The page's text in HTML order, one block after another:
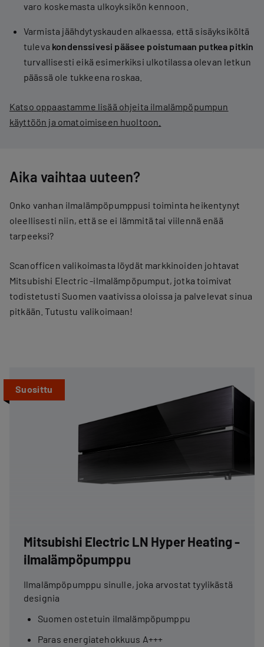
varo koskemasta ulkoyksikön kennoon.
Varmista jäähdytyskauden alkaessa, että sisäyksiköltä
tuleva kondenssivesi pääsee poistumaan putkea pitkin
turvallisesti eikä esimerkiksi ulkotilassa olevan letkun
päässä ole tukkeena roskaa.
Katso oppaastamme lisää ohjeita ilmalämpöpumpun
käyttöön ja omatoimiseen huoltoon.
Aika vaihtaa uuteen?
Onko vanhan ilmalämpöpumppusi toiminta heikentynyt
oleellisesti niin, että se ei lämmitä tai viilennä enää
tarpeeksi?
Scanofficen valikoimasta löydät markkinoiden johtavat
Mitsubishi Electric -ilmalämpöpumput, jotka toimivat
todistetusti Suomen vaativissa oloissa ja palvelevat sinua
pitkään. Tutustu valikoimaan!
Suosittu
Mitsubishi Electric LN Hyper Heating -
ilmalämpöpumppu
Ilmalämpöpumppu sinulle, joka arvostat tyylikästä
designia
Suomen ostetuin ilmalämpöpumppu
Paras energiatehokkuus A+++